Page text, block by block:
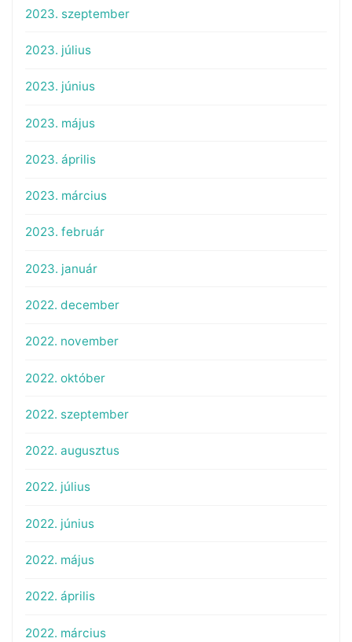
2023. szeptember
2023. július
2023. június
2023. május
2023. április
2023. március
2023. február
2023. január
2022. december
2022. november
2022. október
2022. szeptember
2022. augusztus
2022. július
2022. június
2022. május
2022. április
2022. március